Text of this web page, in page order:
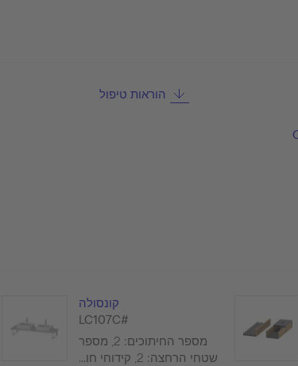
הוראות טיפול
קונסולה
#LC107C
מספר החיתוכים: 2, מספר
שטחי הרחצה: 2, קידוחי חו...